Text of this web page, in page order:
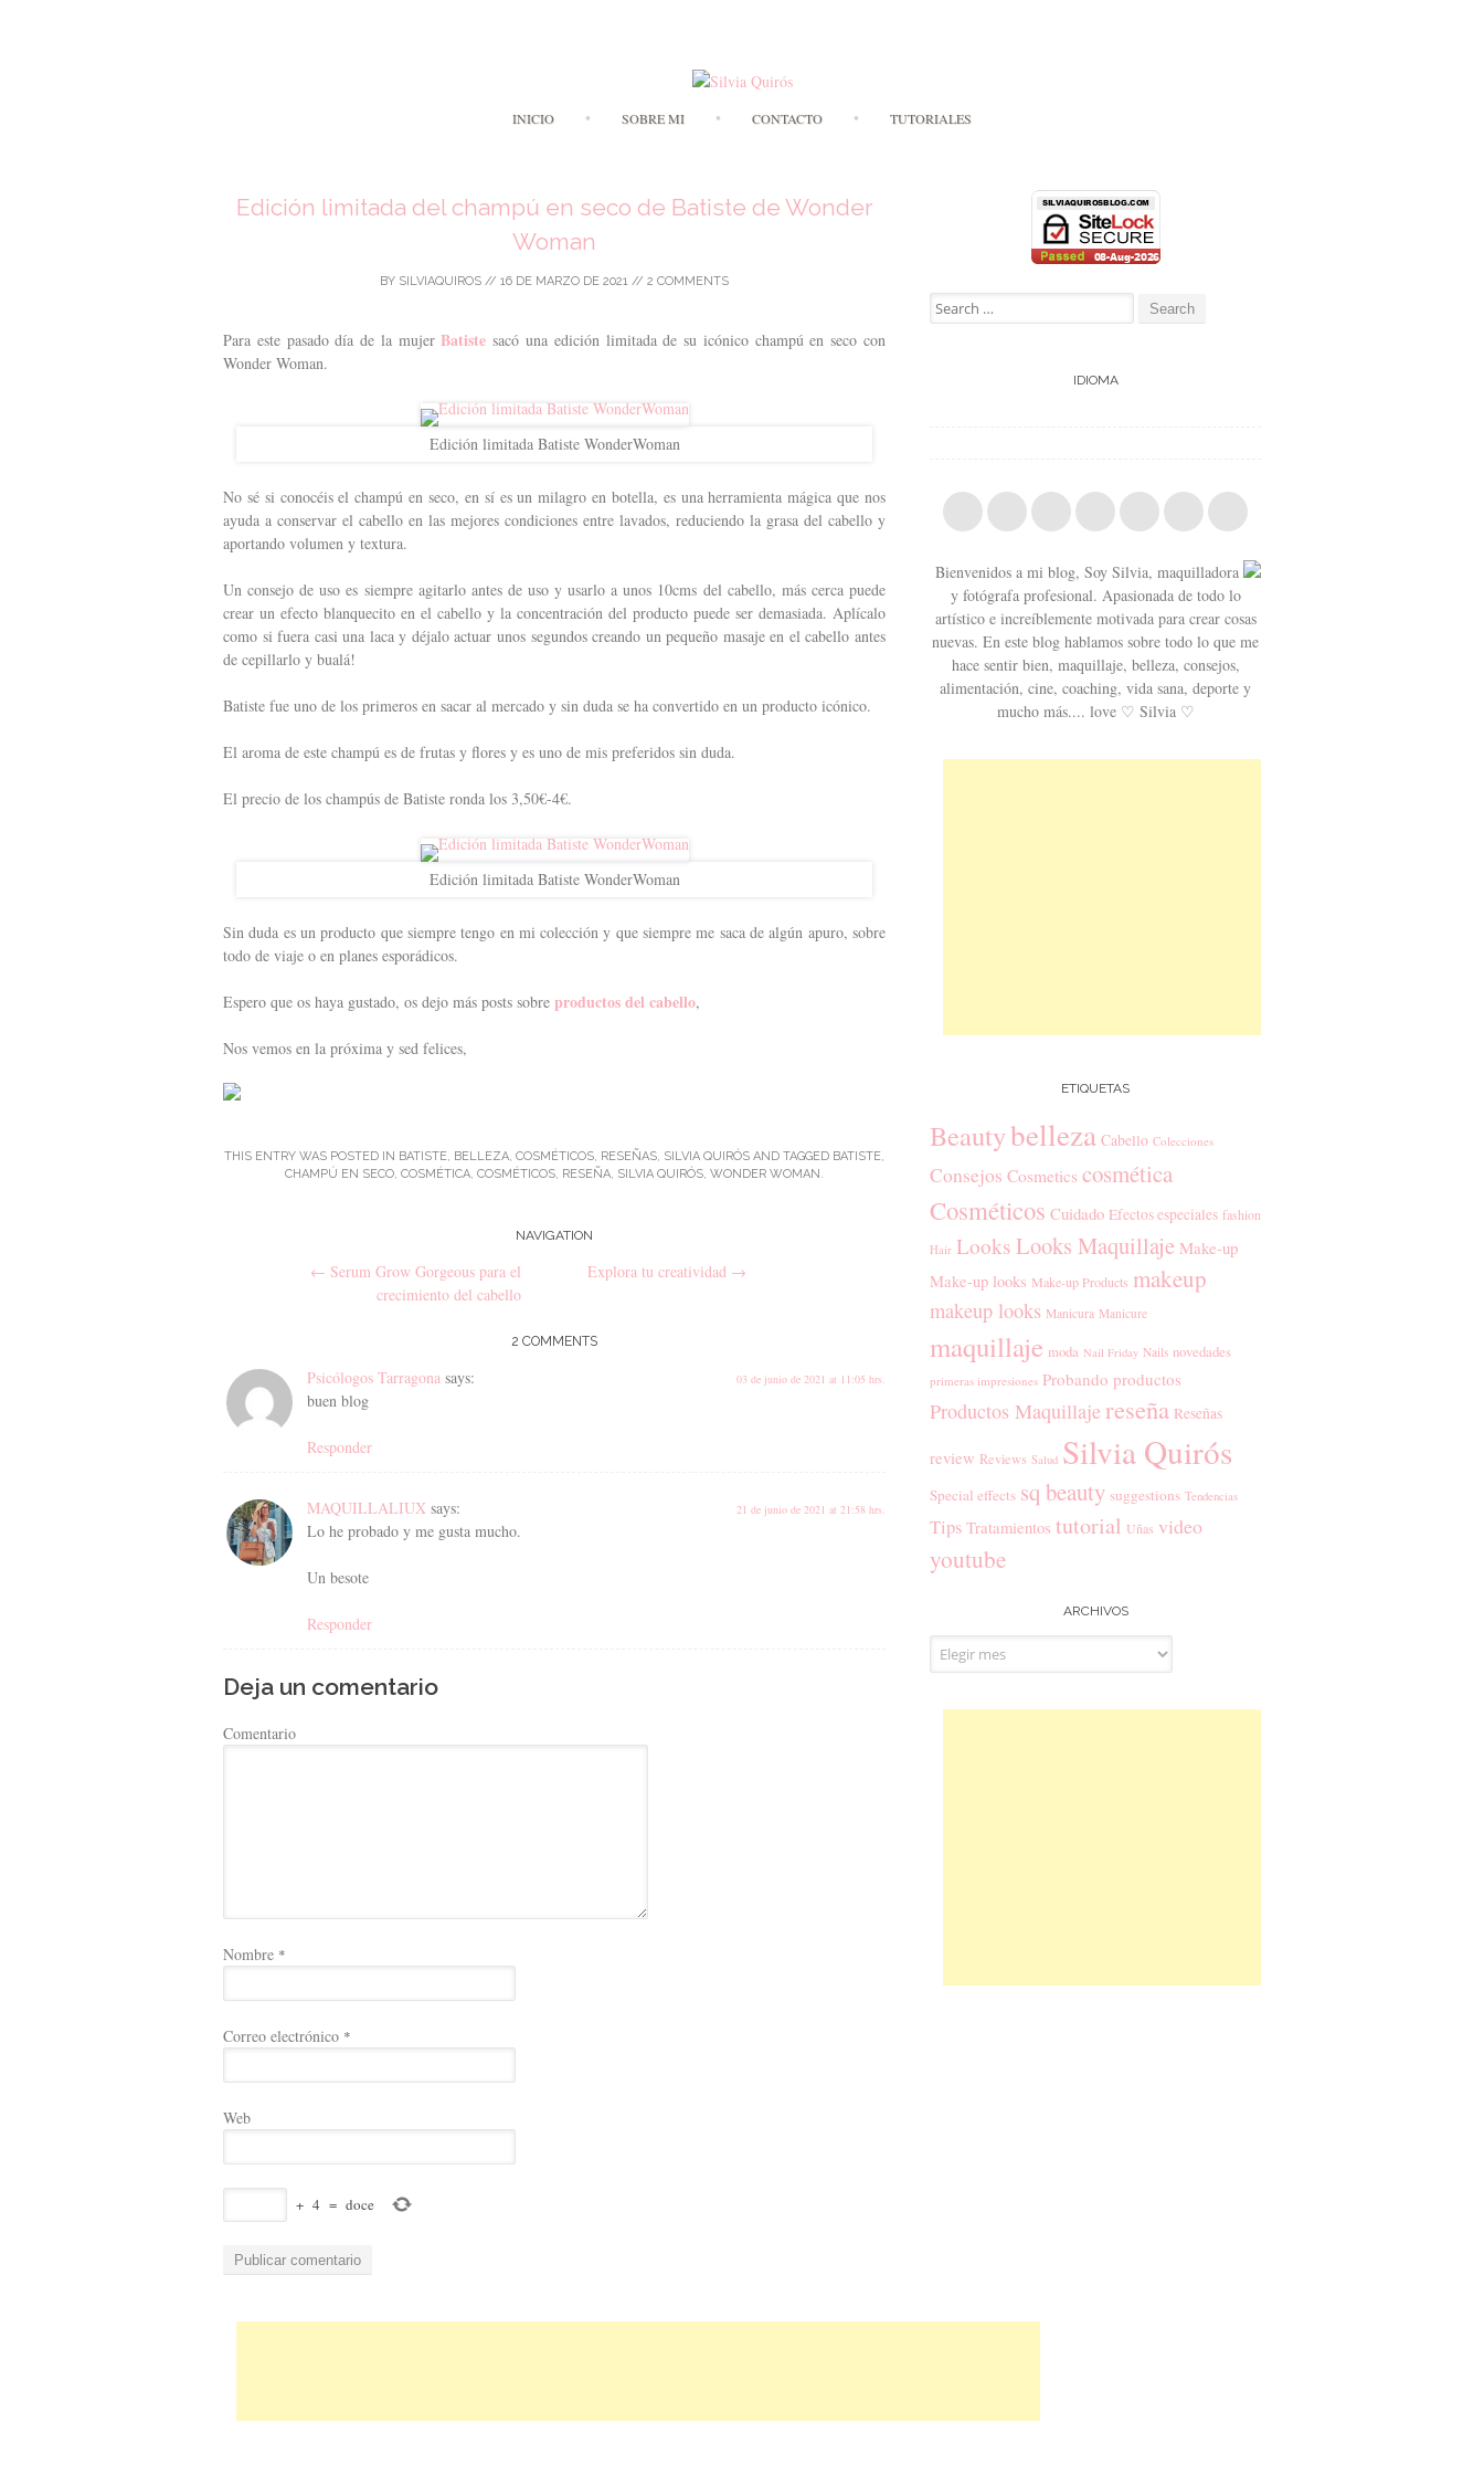
INICIO SOBRE MI CONTACTO TUTORIALES
Edición limitada del champú en seco de Batiste de Wonder
Woman
BY SILVIAQUIROS // 16 DE MARZO DE 2021 // 2 COMMENTS
Para este pasado día de la mujerBatiste sacó una edición limitada de su icónico champú en seco con
Wonder Woman.
Edición limitada Batiste WonderWoman
No sé si conocéis el champú en seco, en sí es un milagro en botella, es una herramienta mágica que nos
ayuda a conservar el cabello en las mejores condiciones entre lavados, reduciendo la grasa del cabello y
aportando volumen y textura.
Un consejo de uso es siempre agitarlo antes de uso y usarlo a unos 10cms del cabello, más cerca puede
crear un efecto blanquecito en el cabello y la concentración del producto puede ser demasiada. Aplícalo
como si fuera casi una laca y déjalo actuar unos segundos creando un pequeño masaje en el cabello antes
de cepillarlo y bualá!
Batiste fue uno de los primeros en sacar al mercado y sin duda se ha convertido en un producto icónico.
El aroma de este champú es de frutas y flores y es uno de mis preferidos sin duda.
El precio de los champús de Batiste ronda los 3,50€-4€.
Edición limitada Batiste WonderWoman
Sin duda es un producto que siempre tengo en mi colección y que siempre me saca de algún apuro, sobre
todo de viaje o en planes esporádicos.
Espero que os haya gustado, os dejo más posts sobre productos del cabello,
Nos vemos en la próxima y sed felices,
THIS ENTRY WAS POSTED IN BATISTE BELLEZA COSMÉTICOS RESEÑAS SILVIA QUIRÓS AND TAGGED BATISTE
CHAMPÚ EN SECO COSMÉTICA COSMÉTICOS RESEÑA SILVIA QUIRÓS WONDER WOMAN
Post navigation
NAVIGATION
← Serum Grow Gorgeous para el
crecimiento del cabello
Explora tu creatividad →
2 COMMENTS
Psicólogos Tarragona says: 03 de junio de 2021 at 11:05 hrs.
buen blog
Responder
MAQUILLALIUX says: 21 de junio de 2021 at 21:58 hrs.
Lo he probado y me gusta mucho.
Un besote
Responder
Deja un comentario
Comentario
Nombre *
Correo electrónico *
Web
+ 4 = doce
Search for:
IDIOMA
Bienvenidos a mi blog, Soy Silvia, maquilladora
y fotógrafa profesional. Apasionada de todo lo
artístico e increíblemente motivada para crear cosas
nuevas. En este blog hablamos sobre todo lo que me
hace sentir bien, maquillaje, belleza, consejos,
alimentación, cine, coaching, vida sana, deporte y
mucho más.... love ♡ Silvia ♡
ETIQUETAS
Beautybelleza Cabello Colecciones
Consejos Cosmetics cosmética
Cosméticos Cuidado Efectos especiales fashion
Hair Looks Looks Maquillaje Make-up
Make-up looks Make-up Products makeup
makeup looks Manicura Manicure
maquillaje moda Nail Friday Nails novedades
primeras impresiones Probando productos
Productos Maquillaje reseña Reseñas
review Reviews Salud Silvia Quirós
Special effects sq beauty suggestions Tendencias
Tips Tratamientos tutorial Uñas video
youtube
ARCHIVOS
Archivos